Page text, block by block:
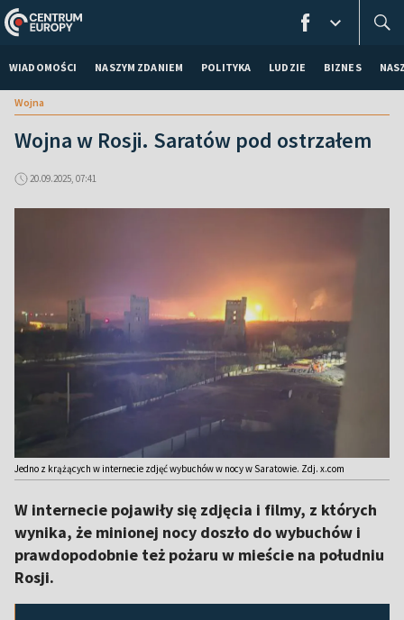
WIADOMOŚCI NASZYM ZDANIEM POLITYKA LUDZIE BIZNES
Wojna
Wojna w Rosji. Saratów pod ostrzałem
20.09.2025, 07:41
Jedno z krążących w internecie zdjęć wybuchów w nocy w Saratowie. Zdj. x.com
W internecie pojawiły się zdjęcia i filmy, z których
wynika, że minionej nocy doszło do wybuchów i
prawdopodobnie też pożaru w mieście na południu
Rosji.